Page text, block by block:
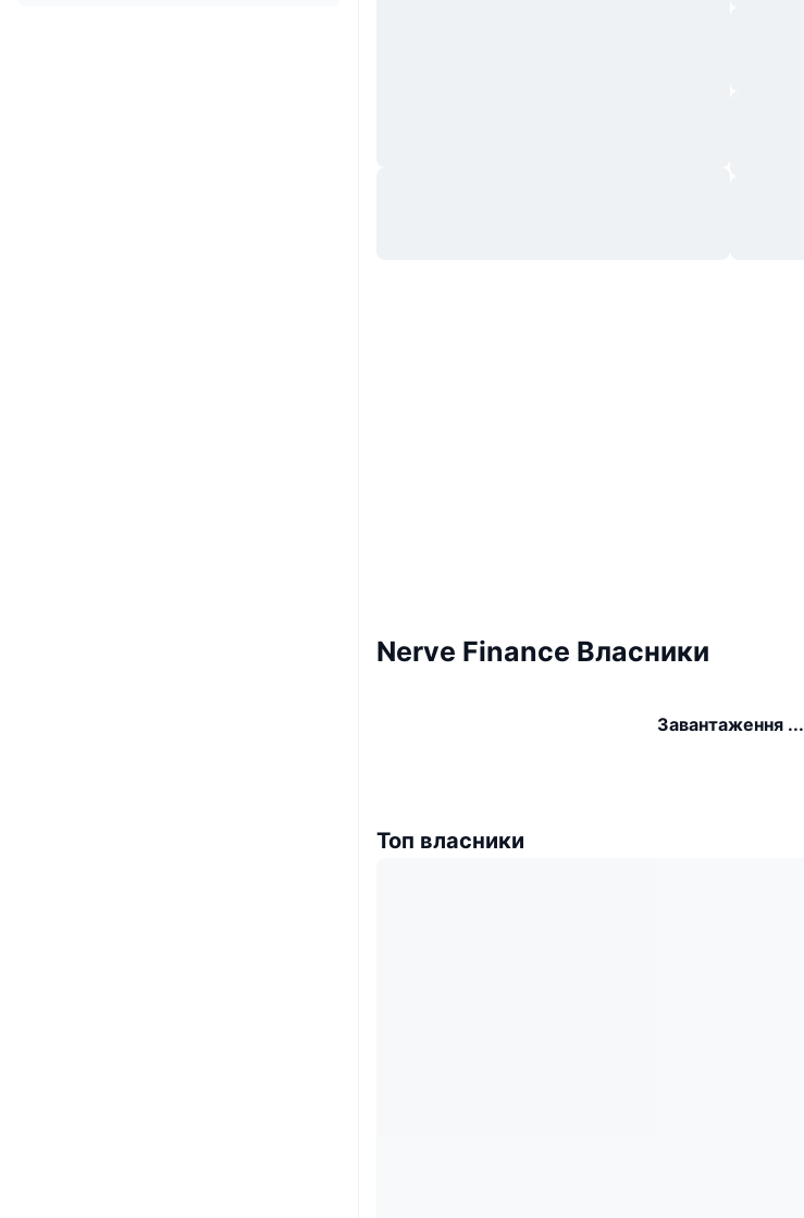
Nerve Finance Власники
Завантаження ...
Топ власники